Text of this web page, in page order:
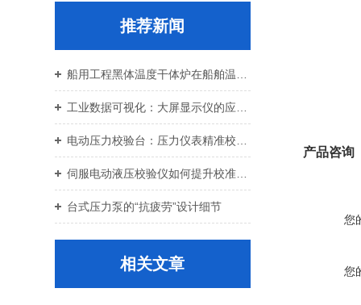
推荐新闻
伺服电动液压校验仪如何提升校准效率与重复性
台式压力泵的“抗疲劳”设计细节
相关文章
产品咨询
您
您